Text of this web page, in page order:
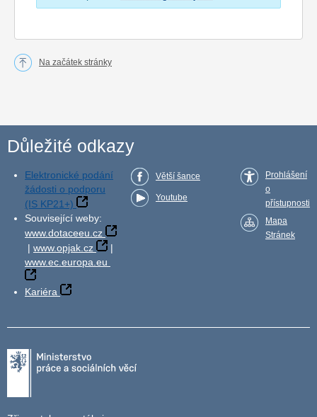
Na začátek stránky
Důležité odkazy
Elektronické podání
žádosti o podporu
(IS KP21+)
Související weby:
www.dotaceeu.cz
| www.opjak.cz
|
www.ec.europa.eu
Kariéra
Větší šance
Youtube
Prohlášení
o
přístupnosti
Mapa
Stránek